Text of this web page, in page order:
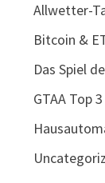
Allwetter-
Bitcoin &
Das Spiel
GTAA Top